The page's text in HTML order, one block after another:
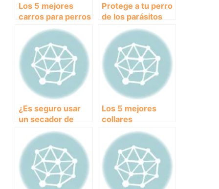
Los 5 mejores
carros para perros
grandes:
Comodidad y
seguridad en tus
paseos juntos
Protege a tu perro
de los parásitos
con estas Pipetas
de alta calidad
¿Es seguro usar
un secador de
pelo en tu perro? –
Guía para
mantener a tu
mascota fresca y
seca.
Los 5 mejores
collares
antiparasitarios
para perros:
protege a tu
peludo amigo de
pulgas y
garrapatas